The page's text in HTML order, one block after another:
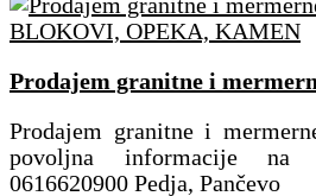
BLOKOVI, OPEKA, KAMEN
Prodajem granitne i
Prodajem granitne i
povoljna informacije na
0616620900 Pedja, Pančevo